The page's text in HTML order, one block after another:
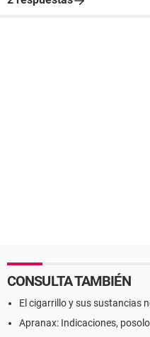
CONSULTA TAMBIÉN
El cigarrillo y sus sustancias
Apranax: Indicaciones,